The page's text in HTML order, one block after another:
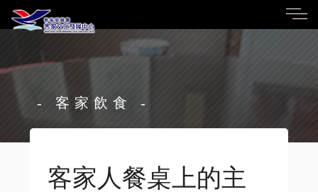
- 客家飲食 -
客家人餐桌上的主